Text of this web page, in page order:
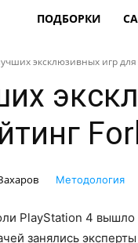
ПОДБОРКИ
эксклюзивных игр для
Методология
PlayStation 4
занялись